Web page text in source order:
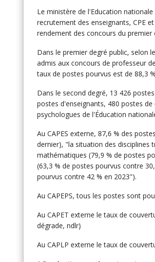
Le ministère de l'Education
recrutement des enseignants, CPE
rendement des concours du
Dans le premier degré public, selon
admis aux concours de professeur
taux de postes pourvus est de 88,3
Dans le second degré, 13 426
postes d'enseignants, 480 postes
psychologues de l'Éducation
Au CAPES externe, 87,6 % des
dernier), "la situation des disciplines
mathématiques (79,9 % de postes
(63,3 % de postes pourvus contre
pourvus contre 42 % en 2023").
Au CAPEPS, tous les postes sont
Au CAPET externe le taux de
dégrade, ndlr)
Au CAPLP externe le taux de